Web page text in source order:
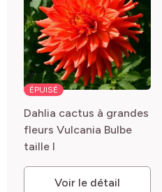
ÉPUISÉ
Dahlia cactus à grandes
fleurs Vulcania Bulbe
taille I
Voir le détail